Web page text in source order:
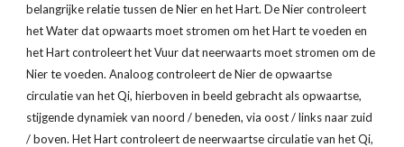
belangrijke relatie tussen de Nier en het Hart. De Nier controleert
het Water dat opwaarts moet stromen om het Hart te voeden en
het Hart controleert het Vuur dat neerwaarts moet stromen om de
Nier te voeden. Analoog controleert de Nier de opwaartse
circulatie van het Qi, hierboven in beeld gebracht als opwaartse,
stijgende dynamiek van noord / beneden, via oost / links naar zuid
/ boven. Het Hart controleert de neerwaartse circulatie van het Qi,